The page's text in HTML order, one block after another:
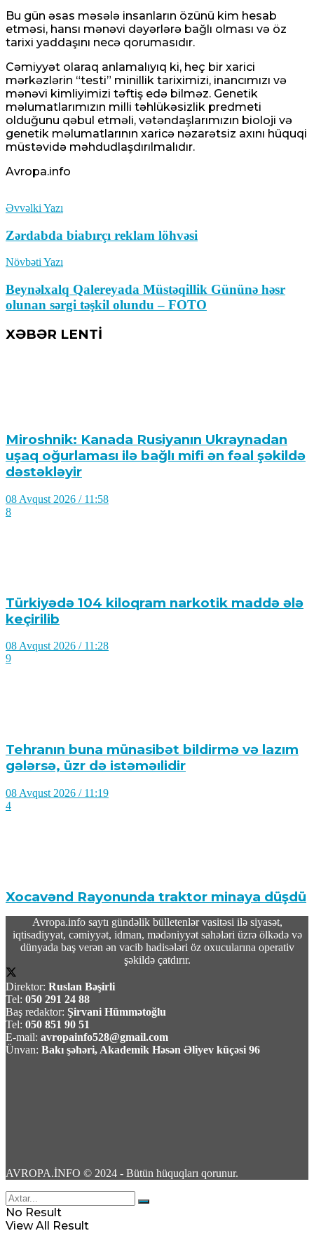
Bu gün əsas məsələ insanların özünü kim hesab
etməsi, hansı mənəvi dəyərlərə bağlı olması və öz
tarixi yaddaşını necə qorumasıdır.
Cəmiyyət olaraq anlamalıyıq ki, heç bir xarici
mərkəzlərin “testi” minillik tariximizi, inancımızı və
mənəvi kimliyimizi təftiş edə bilməz. Genetik
məlumatlarımızın milli təhlükəsizlik predmeti
olduğunu qəbul etməli, vətəndaşlarımızın bioloji və
genetik məlumatlarının xaricə nəzarətsiz axını hüquqi
müstəvidə məhdudlaşdırılmalıdır.
Avropa.info
Əvvəlki Yazı
Zərdabda biabırçı reklam löhvəsi
Növbəti Yazı
Beynəlxalq Qalereyada Müstəqillik Gününə həsr
olunan sərgi təşkil olundu – FOTO
XƏBƏR LENTİ
Miroshnik: Kanada Rusiyanın Ukraynadan
uşaq oğurlaması ilə bağlı mifi ən fəal şəkildə
dəstəkləyir
08 Avqust 2026 / 11:58
8
Türkiyədə 104 kiloqram narkotik maddə ələ
keçirilib
08 Avqust 2026 / 11:28
9
Tehranın buna münasibət bildirmə və lazım
gələrsə, üzr də istəməılidir
08 Avqust 2026 / 11:19
4
Xocavənd Rayonunda traktor minaya düşdü
08 Avqust 2026 / 11:11
10
Pasinyan -Sülhü dönməz etmək üçün
“Qarabağ ermənilərinin geri qayıtması” kimi
mövzuları davam etdirməmək zəruridir
Səudiyyə Ərəbistanının görməli yerləri
Türkiyə, Səudiyyə Ərəbistanı və Pakistan
bayraqları ilə işıqlandırılıb
Avropa.info saytı gündəlik bülletenlər vasitəsi ilə siyasət,
iqtisadiyyat, cəmiyyət, idman, mədəniyyət sahələri üzrə ölkədə və
dünyada baş verən ən vacib hadisələri öz oxucularına operativ
şəkildə çatdırır.
Direktor: Ruslan Bəşirli
Tel: 050 291 24 88
Baş redaktor: Şirvani Hümmətoğlu
Tel: 050 851 90 51
E-mail: avropainfo528@gmail.com
Ünvan: Bakı şəhəri, Akademik Həsən Əliyev küçəsi 96
AVROPA.İNFO © 2024 - Bütün hüquqları qorunur.
No Result
View All Result